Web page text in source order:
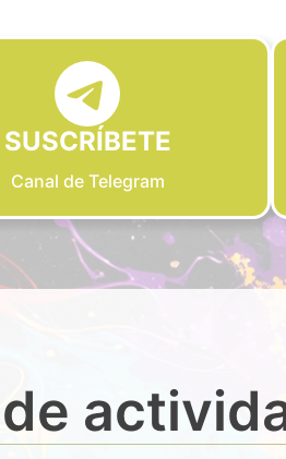
SUSCRÍBETE
Canal de Telegram